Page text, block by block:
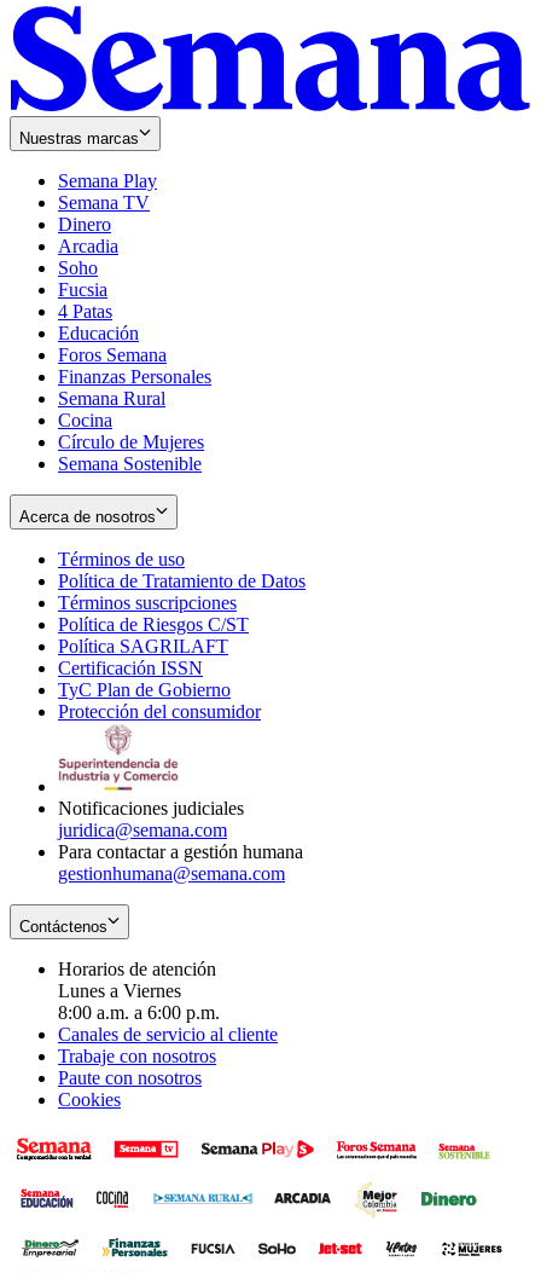
Nuestras marcas
Semana Play
Semana TV
Dinero
Arcadia
Soho
in
new
window
Fucsia
in
new
window
4 Patas
Educación
Foros Semana
Finanzas Personales
Semana Rural
Cocina
Círculo de Mujeres
Semana Sostenible
Acerca de nosotros
Términos de uso
in
new
window
Política de Tratamiento de Datos
Términos suscripciones
in
Política de Riesgos C/ST
Política SAGRILAFT
new
window
Certificación ISSN
in
new
TyC Plan de Gobierno
in
Protección del consumidorOpens
Notificaciones judiciales
juridica@semana.com
Para contactar a gestión humana
gestionhumana@semana.com
Contáctenos
Horarios de atención
Lunes a Viernes
8:00 a.m. a 6:00 p.m.
Canales de servicio al cliente
Trabaje con nosotros
Paute con nosotros
Cookies